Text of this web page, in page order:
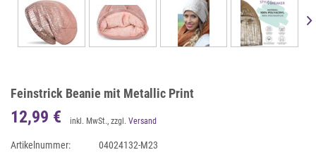
Feinstrick Beanie mit Metallic Print
12,99 € inkl. MwSt., zzgl. Versand
Artikelnummer:
04024132-M23